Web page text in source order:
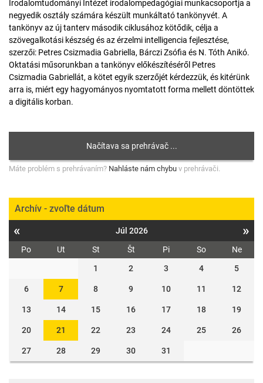
Irodalomtudományi Intézet irodalompedagógiai munkacsoportja a
negyedik osztály számára készült munkáltató tankönyvét. A
tankönyv az új tanterv második ciklusához kötődik, célja a
szövegalkotási készség és az érzelmi intelligencia fejlesztése,
szerzői: Petres Csizmadia Gabriella, Bárczi Zsófia és N. Tóth Anikó.
Oktatási műsorunkban a tankönyv előkészítéséről Petres
Csizmadia Gabriellát, a kötet egyik szerzőjét kérdezzük, és kitérünk
arra is, miért egy hagyományos nyomtatott forma mellett döntöttek
a digitális korban.
Máte problém s prehrávaním? Nahláste nám chybu v prehrávači.
Archív - zvoľte dátum
« Júl 2026 »
Po Ut St Št Pi So
Ne
1
2 3 4 5
6 7 8 9 10 11 12
13 14 15 16 17 18 19
20 21 22 23 24 25 26
27 28 29 30 31